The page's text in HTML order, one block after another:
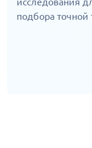
подбора точной